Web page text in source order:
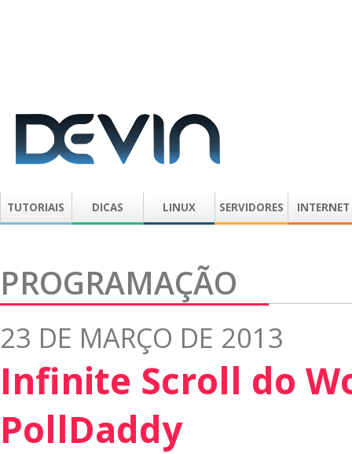
TUTORIAIS DICAS LINUX SERVIDORES INTERNET
PROGRAMAÇÃO
23 DE MARÇO DE 2013
Infinite Scroll do
PollDaddy